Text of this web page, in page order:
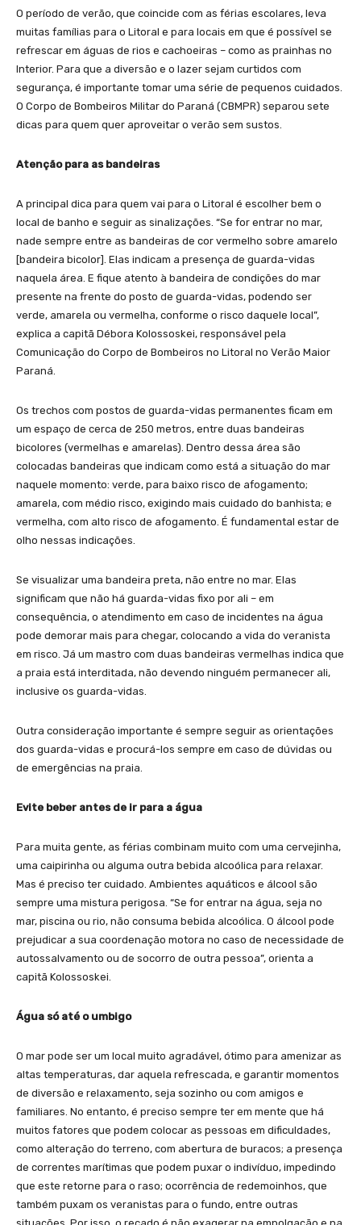
O período de verão, que coincide com as férias escolares, leva
muitas famílias para o Litoral e para locais em que é possível se
refrescar em águas de rios e cachoeiras – como as prainhas no
Interior. Para que a diversão e o lazer sejam curtidos com
segurança, é importante tomar uma série de pequenos cuidados.
O Corpo de Bombeiros Militar do Paraná (CBMPR) separou sete
dicas para quem quer aproveitar o verão sem sustos.
Atenção para as bandeiras
A principal dica para quem vai para o Litoral é escolher bem o
local de banho e seguir as sinalizações. “Se for entrar no mar,
nade sempre entre as bandeiras de cor vermelho sobre amarelo
[bandeira bicolor]. Elas indicam a presença de guarda-vidas
naquela área. E fique atento à bandeira de condições do mar
presente na frente do posto de guarda-vidas, podendo ser
verde, amarela ou vermelha, conforme o risco daquele local”,
explica a capitã Débora Kolossoskei, responsável pela
Comunicação do Corpo de Bombeiros no Litoral no Verão Maior
Paraná.
Os trechos com postos de guarda-vidas permanentes ficam em
um espaço de cerca de 250 metros, entre duas bandeiras
bicolores (vermelhas e amarelas). Dentro dessa área são
colocadas bandeiras que indicam como está a situação do mar
naquele momento: verde, para baixo risco de afogamento;
amarela, com médio risco, exigindo mais cuidado do banhista; e
vermelha, com alto risco de afogamento. É fundamental estar de
olho nessas indicações.
Se visualizar uma bandeira preta, não entre no mar. Elas
significam que não há guarda-vidas fixo por ali – em
consequência, o atendimento em caso de incidentes na água
pode demorar mais para chegar, colocando a vida do veranista
em risco. Já um mastro com duas bandeiras vermelhas indica que
a praia está interditada, não devendo ninguém permanecer ali,
inclusive os guarda-vidas.
Outra consideração importante é sempre seguir as orientações
dos guarda-vidas e procurá-los sempre em caso de dúvidas ou
de emergências na praia.
Evite beber antes de ir para a água
Para muita gente, as férias combinam muito com uma cervejinha,
uma caipirinha ou alguma outra bebida alcoólica para relaxar.
Mas é preciso ter cuidado. Ambientes aquáticos e álcool são
sempre uma mistura perigosa. “Se for entrar na água, seja no
mar, piscina ou rio, não consuma bebida alcoólica. O álcool pode
prejudicar a sua coordenação motora no caso de necessidade de
autossalvamento ou de socorro de outra pessoa”, orienta a
capitã Kolossoskei.
Água só até o umbigo
O mar pode ser um local muito agradável, ótimo para amenizar as
altas temperaturas, dar aquela refrescada, e garantir momentos
de diversão e relaxamento, seja sozinho ou com amigos e
familiares. No entanto, é preciso sempre ter em mente que há
muitos fatores que podem colocar as pessoas em dificuldades,
como alteração do terreno, com abertura de buracos; a presença
de correntes marítimas que podem puxar o indivíduo, impedindo
que este retorne para o raso; ocorrência de redemoinhos, que
também puxam os veranistas para o fundo, entre outras